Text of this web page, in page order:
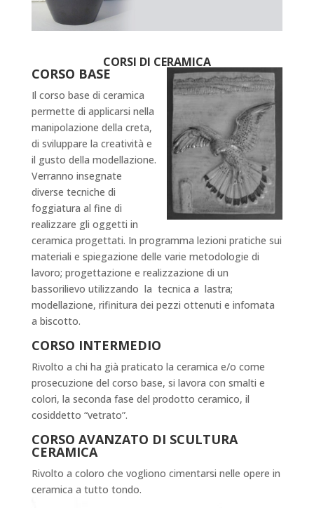
CORSI DI CERAMICA
CORSO BASE
Il corso base di ceramica
permette di applicarsi nella
manipolazione della creta,
di sviluppare la creatività e
il gusto della modellazione.
Verranno insegnate
diverse tecniche di
foggiatura al fine di
realizzare gli oggetti in
ceramica progettati. In programma lezioni pratiche sui
materiali e spiegazione delle varie metodologie di
lavoro; progettazione e realizzazione di un
bassorilievo utilizzando la tecnica a lastra;
modellazione, rifinitura dei pezzi ottenuti e infornata
a biscotto.
CORSO INTERMEDIO
Rivolto a chi ha già praticato la ceramica e/o come
prosecuzione del corso base, si lavora con smalti e
colori, la seconda fase del prodotto ceramico, il
cosiddetto “vetrato”.
CORSO AVANZATO DI SCULTURA
CERAMICA
Rivolto a coloro che vogliono cimentarsi nelle opere in
ceramica a tutto tondo.